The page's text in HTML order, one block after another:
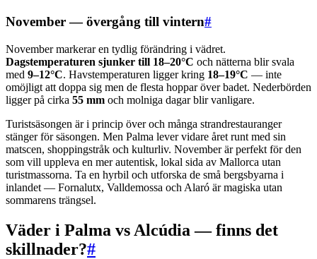
November — övergång till vintern#
November markerar en tydlig förändring i vädret.
Dagstemperaturen sjunker till 18–20°C och nätterna blir svala
med 9–12°C. Havstemperaturen ligger kring 18–19°C — inte
omöjligt att doppa sig men de flesta hoppar över badet. Nederbörden
ligger på cirka 55 mm och molniga dagar blir vanligare.
Turistsäsongen är i princip över och många strandrestauranger
stänger för säsongen. Men Palma lever vidare året runt med sin
matscen, shoppingstråk och kulturliv. November är perfekt för den
som vill uppleva en mer autentisk, lokal sida av Mallorca utan
turistmassorna. Ta en hyrbil och utforska de små bergsbyarna i
inlandet — Fornalutx, Valldemossa och Alaró är magiska utan
sommarens trängsel.
Väder i Palma vs Alcúdia — finns det
skillnader?#